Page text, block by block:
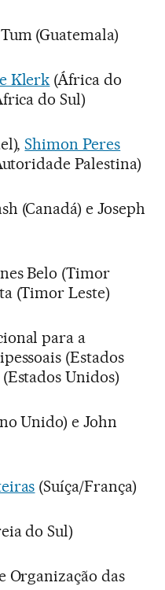
(Guatemala)
Klerk (África do
do Sul)
Shimon Peres
Palestina)
(Canadá) e Joseph
Belo (Timor
(Timor Leste)
para a
(Estados
Unidos)
Unido) e John
(Suíça/França)
do Sul)
Organização das